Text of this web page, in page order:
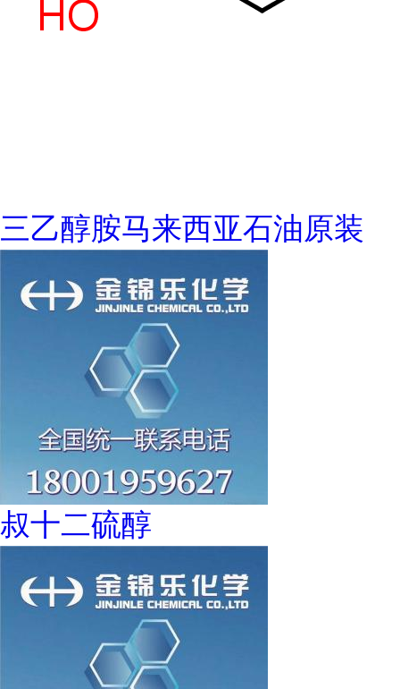
三乙醇胺马来西亚石油原装
叔十二硫醇